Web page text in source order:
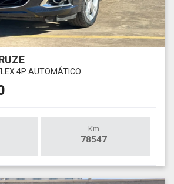
4P AUTOMÁTICO
Km
78547